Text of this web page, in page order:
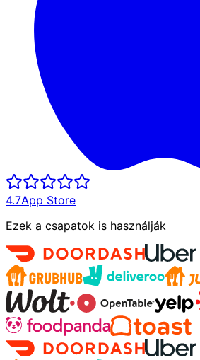
4.7App Store
Ezek a csapatok is használják